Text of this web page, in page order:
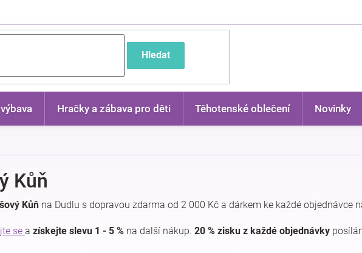
Hledat
Hračky a zábava pro děti Těhotenské oblečení Novinky
Kůň
Kůň na Dudlu s dopravou zdarma od 2 000 Kč a dárkem ke každé objednávce
se a získejte slevu 1 - 5 % na další nákup. 20 % zisku z každé objednávky